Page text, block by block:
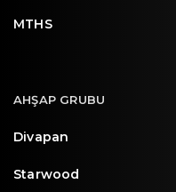
MTHS
AHŞAP GRUBU
Divapan
Starwood